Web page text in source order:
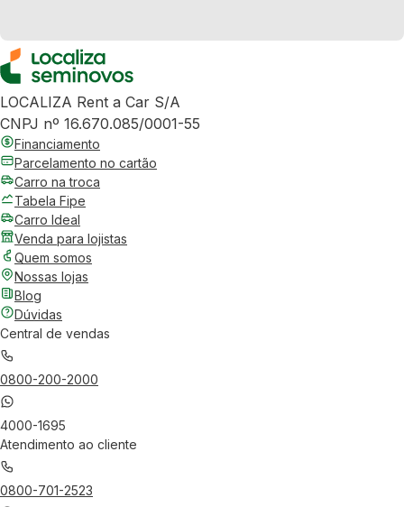
LOCALIZA Rent a Car S/A
CNPJ nº 16.670.085/0001-55
Financiamento
Parcelamento no cartão
Carro na troca
Tabela Fipe
Carro Ideal
Venda para lojistas
Quem somos
Nossas lojas
Blog
Dúvidas
Central de vendas
0800-200-2000
4000-1695
Atendimento ao cliente
0800-701-2523